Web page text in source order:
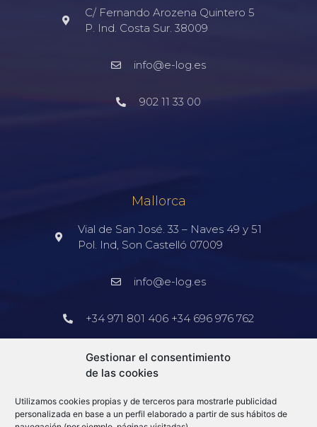
Gestionar el consentimiento
de las cookies
Utilizamos cookies propias y de terceros para mostrarle publicidad
personalizada en base a un perfil elaborado a partir de sus hábitos de
C/ Fernando Arozena Quintero 5
P. Ind. Costa Sur. 38009
info@e-log.es
902 11 33 00
Mallorca
Vial de San José. 33 – Naves 49 y 51
Pol. Ind, Son Castelló 07009
info@e-log.es
+34 971 801 406 +34 696 976 762
+34 913 578 905
info@e-log.es